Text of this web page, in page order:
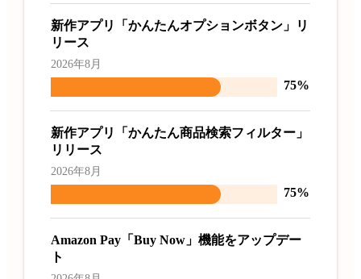
新作アプリ「かんたんオプションボタン」リ
リース
2026年8月
75%
新作アプリ「かんたん商品検索フィルター」
リリース
2026年8月
75%
Amazon Pay「Buy Now」機能をアップデー
ト